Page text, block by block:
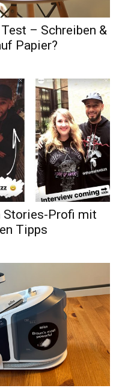
– Schreiben &
Papier?
Stories-Profi mit
Tipps